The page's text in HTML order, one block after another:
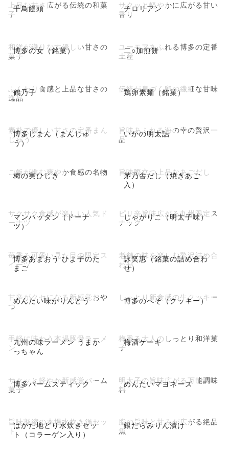
千鳥饅頭
上品な甘さ広がる伝統の和菓
子
チロリアン
サクッと軽やかに広がる甘い
香り
博多の女（銘菓）
和洋が織りなす優しい甘さの
菓子
二○加煎餅
ユーモアあふれる博多の定番
土産
鶴乃子
ふんわり食感と上品な甘さの
逸品
鶏卵素麺（銘菓）
伝統が息づく卵の繊細な甘味
博多じまん（まんじゅ
う）
素朴で優しい甘さの定番まん
じゅう
いかの明太詰
旨味あふれる海の幸の贅沢一
品
梅の実ひじき
ご飯が進む爽やか食感の名物
茅乃舎だし（焼きあご
入）
旨味際立つ上品なあごだし
マンハッタン（ドーナ
ツ）
サクサク食感が楽しい人気ド
ーナツ
じゃがりこ（明太子味）
ピリ辛旨味広がる九州限定ス
ナック
博多あまおう ひよ子のた
まご
苺香る可愛い見た目の限定ス
イーツ
詠笑惠（銘菓の詰め合わ
せ）
老舗の味を楽しむ贅沢詰め合
わせ
めんたい味かりんとう
甘辛がクセになる新感覚おや
つ
博多のへそ（クッキー）
しっとり新食感の生クッキー
九州の味ラーメン うまか
っちゃん
手軽に味わう本場豚骨ラーメ
ン
梅酒ケーキ
梅香る大人のしっとり和洋菓
子
博多バームスティック
サクッと軽やか新感覚バーム
菓子
めんたいマヨネーズ
明太子の旨味広がる万能調味
料
はかた地どり水炊きセッ
ト（コラーゲン入り）
旨味凝縮の本場水炊き鍋セッ
ト
銀だらみりん漬け
脂の旨味と甘みが広がる絶品
魚